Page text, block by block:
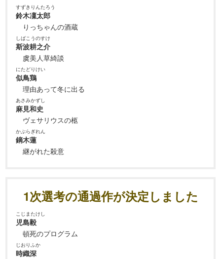
鈴木凜太郎
すずきりんたろう
りっちゃんの酒蔵
斯波耕之介
しばこうのすけ
虞美人草綺談
似鳥鶏
にたどりけい
理由あって冬に出る
麻見和史
あさみかずし
ヴェサリウスの柩
鏑木蓮
かぶらぎれん
継がれた殺意
1次選考の通過作が決定しました
児島毅
こじまたけし
頓死のプログラム
時織深
じおりふか